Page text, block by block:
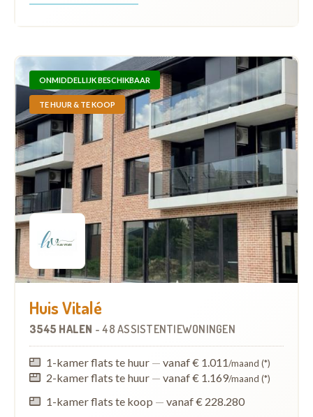
ONMIDDELLIJK BESCHIKBAAR
TE HUUR & TE KOOP
Huis Vitalé
3545 HALEN -48 ASSISTENTIEWONINGEN
1-kamer flats te huur — vanaf € 1.011/maand (*)
2-kamer flats te huur — vanaf € 1.169/maand (*)
1-kamer flats te koop — vanaf € 228.280